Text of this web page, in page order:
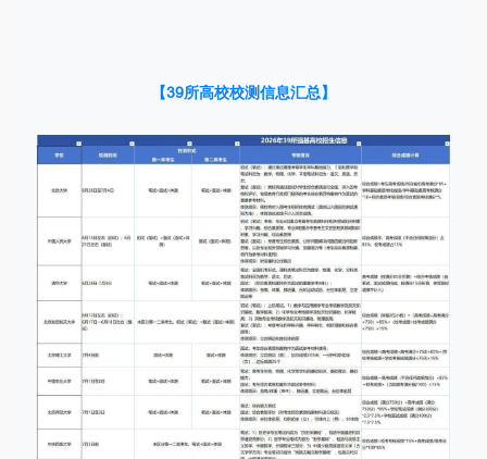
【39所高校校测信息汇总】